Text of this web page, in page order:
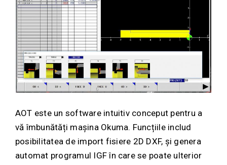
AOT este un software intuitiv conceput pentru a
vă îmbunătăți mașina Okuma. Funcțiile includ
posibilitatea de import fisiere 2D DXF, și genera
automat programul IGF în care se poate ulterior